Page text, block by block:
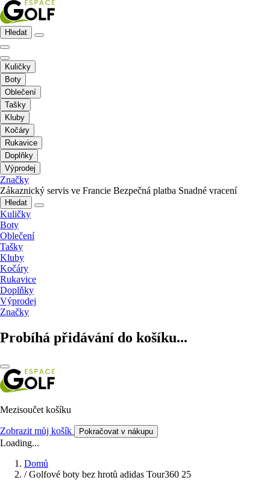
Hledat
Kuličky
Boty
Oblečení
Tašky
Kluby
Kočáry
Rukavice
Doplňky
Výprodej
Značky
Zákaznický servis ve Francie Bezpečná platba Snadné vracení
Hledat
Kuličky
Boty
Oblečení
Tašky
Kluby
Kočáry
Rukavice
Doplňky
Výprodej
Značky
Probíhá přidávání do košíku...
Mezisoučet košíku
Zobrazit můj košík Pokračovat v nákupu
Loading...
Domů
/ Golfové boty bez hrotů adidas Tour360 25